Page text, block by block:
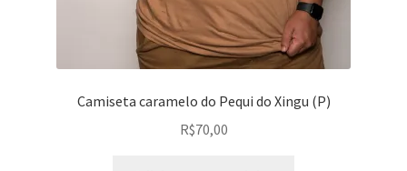
Camiseta caramelo do Pequi do Xingu (P)
R$70,00